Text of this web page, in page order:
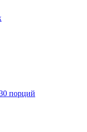
порций